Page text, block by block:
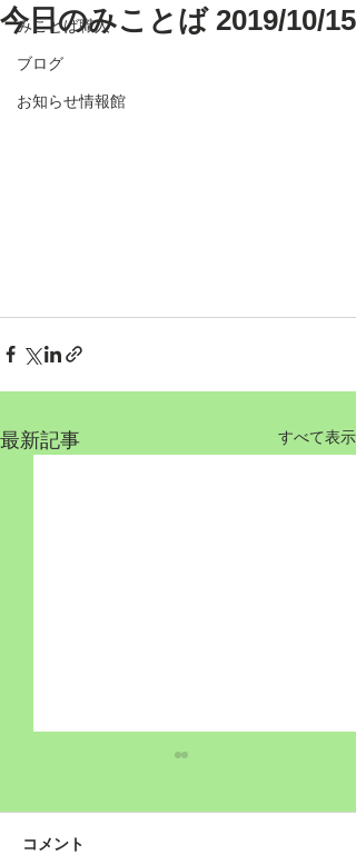
みことば職人
ブログ
お知らせ情報館
今日のみことば 2019/10/15
最新記事 すべて表示
コメント